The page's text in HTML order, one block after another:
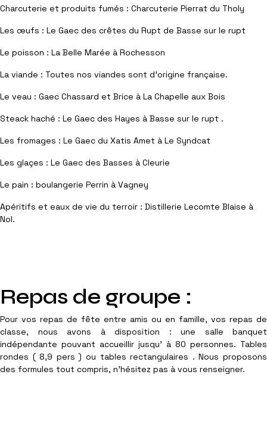
Charcuterie et produits fumés : Charcuterie Pierrat du Tholy
Les œufs : Le Gaec des crêtes du Rupt de Basse sur le rupt
Le poisson : La Belle Marée à Rochesson
La viande : Toutes nos viandes sont d’origine française.
Le veau : Gaec Chassard et Brice à La Chapelle aux Bois
Steack haché : Le Gaec des Hayes à Basse sur le rupt .
Les fromages : Le Gaec du Xatis Amet à Le Syndcat
Les glaçes : Le Gaec des Basses à Cleurie
Le pain : boulangerie Perrin à Vagney
Apéritifs et eaux de vie du terroir : Distillerie Lecomte Blaise à
Nol.
Repas de groupe :
Pour vos repas de fête entre amis ou en famille, vos repas de
classe, nous avons à disposition : une salle banquet
indépendante pouvant accueillir jusqu' à 80 personnes. Tables
rondes ( 8,9 pers ) ou tables rectangulaires . Nous proposons
des formules tout compris, n'hésitez pas à vous renseigner.